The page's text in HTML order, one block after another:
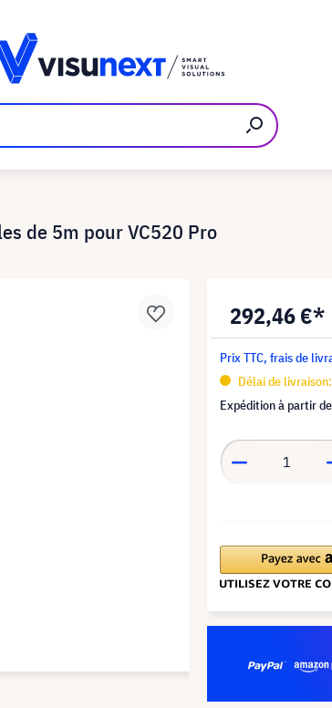
de 5m pour VC520 Pro
292,46 €*
Prix TTC, frais de
Délai de
Expédition à partir